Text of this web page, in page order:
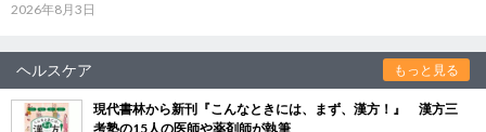
2026年8月3日
ヘルスケア もっと見る
現代書林から新刊『こんなときには、まず、漢方！』 漢方三
考塾の15人の医師や薬剤師が執筆